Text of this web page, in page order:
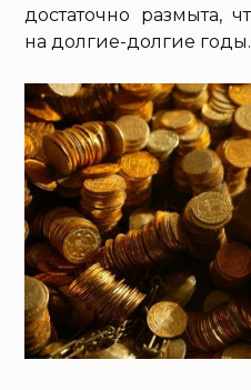
достаточно размыта,
на долгие-долгие годы.